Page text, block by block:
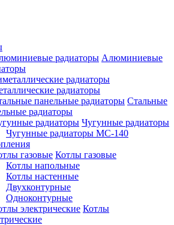
Алюминиевые
радиаторы
Стальные
радиаторы
Чугунные радиаторы
Чугунные радиаторы МС-140
Котлы газовые
Котлы напольные
Котлы настенные
Двухконтурные
Одноконтурные
Котлы